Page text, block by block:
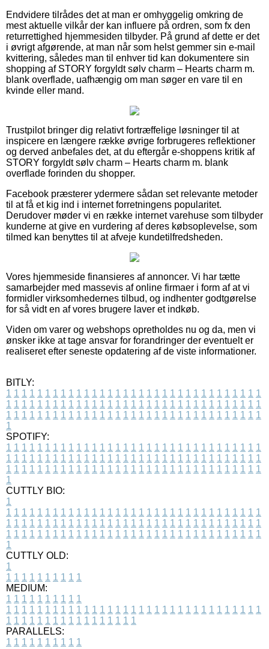
Endvidere tilrådes det at man er omhyggelig omkring de
mest aktuelle vilkår der kan influere på ordren, som fx den
returrettighed hjemmesiden tilbyder. På grund af dette er det
i øvrigt afgørende, at man når som helst gemmer sin e-mail
kvittering, således man til enhver tid kan dokumentere sin
shopping af STORY forgyldt sølv charm – Hearts charm m.
blank overflade, uafhængig om man søger en vare til en
kvinde eller mand.
Trustpilot bringer dig relativt fortræffelige løsninger til at
inspicere en længere række øvrige forbrugeres reflektioner
og derved anbefales det, at du eftergår e-shoppens kritik af
STORY forgyldt sølv charm – Hearts charm m. blank
overflade forinden du shopper.
Facebook præsterer ydermere sådan set relevante metoder
til at få et kig ind i internet forretningens popularitet.
Derudover møder vi en række internet varehuse som tilbyder
kunderne at give en vurdering af deres købsoplevelse, som
tilmed kan benyttes til at afveje kundetilfredsheden.
Vores hjemmeside finansieres af annoncer. Vi har tætte
samarbejder med massevis af online firmaer i form af at vi
formidler virksomhedernes tilbud, og indhenter godtgørelse
for så vidt en af vores brugere laver et indkøb.
Viden om varer og webshops opretholdes nu og da, men vi
ønsker ikke at tage ansvar for forandringer der eventuelt er
realiseret efter seneste opdatering af de viste informationer.
BITLY:
1 1 1 1 1 1 1 1 1 1 1 1 1 1 1 1 1 1 1 1 1 1 1 1 1 1 1 1 1 1 1 1 1
1 1 1 1 1 1 1 1 1 1 1 1 1 1 1 1 1 1 1 1 1 1 1 1 1 1 1 1 1 1 1 1 1
1 1 1 1 1 1 1 1 1 1 1 1 1 1 1 1 1 1 1 1 1 1 1 1 1 1 1 1 1 1 1 1 1
1
SPOTIFY:
1 1 1 1 1 1 1 1 1 1 1 1 1 1 1 1 1 1 1 1 1 1 1 1 1 1 1 1 1 1 1 1 1
1 1 1 1 1 1 1 1 1 1 1 1 1 1 1 1 1 1 1 1 1 1 1 1 1 1 1 1 1 1 1 1 1
1 1 1 1 1 1 1 1 1 1 1 1 1 1 1 1 1 1 1 1 1 1 1 1 1 1 1 1 1 1 1 1 1
1
CUTTLY BIO:
1
1 1 1 1 1 1 1 1 1 1 1 1 1 1 1 1 1 1 1 1 1 1 1 1 1 1 1 1 1 1 1 1 1
1 1 1 1 1 1 1 1 1 1 1 1 1 1 1 1 1 1 1 1 1 1 1 1 1 1 1 1 1 1 1 1 1
1 1 1 1 1 1 1 1 1 1 1 1 1 1 1 1 1 1 1 1 1 1 1 1 1 1 1 1 1 1 1 1 1
1
CUTTLY OLD:
1
1 1 1 1 1 1 1 1 1 1
MEDIUM:
1 1 1 1 1 1 1 1 1 1
1 1 1 1 1 1 1 1 1 1 1 1 1 1 1 1 1 1 1 1 1 1 1 1 1 1 1 1 1 1 1 1 1
1 1 1 1 1 1 1 1 1 1 1 1 1 1 1 1 1
PARALLELS:
1 1 1 1 1 1 1 1 1 1